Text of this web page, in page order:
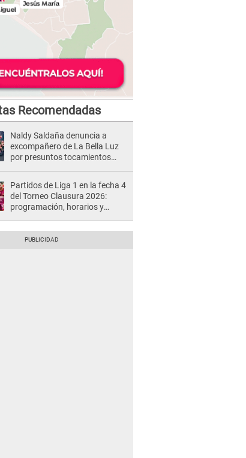
Recomendadas
Naldy Saldaña denuncia a
excompañero de La Bella Luz
por presuntos tocamientos
Partidos de Liga 1 en la fecha 4
del Torneo Clausura 2026:
programación, horarios y